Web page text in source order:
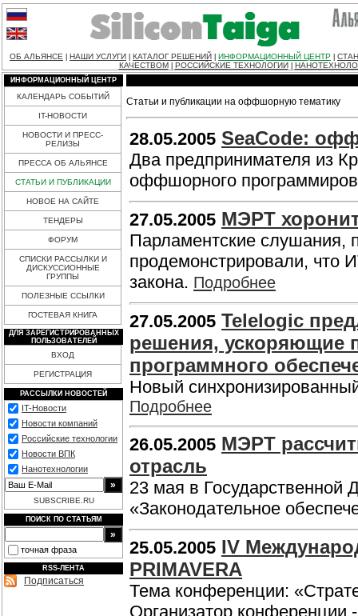
ОБ АЛЬЯНСЕ НАШИ УСЛУГИ КАТАЛОГ РЕШЕНИЙ ИНФОРМАЦИОННЫЙ ЦЕНТР
КАЧЕСТВОМ
РОССИЙСКИЕ ТЕХНОЛОГИИ
ИНФОРМАЦИОННЫЙ ЦЕНТР
КАЛЕНДАРЬ СОБЫТИЙ
IT-НОВОСТИ
НОВОСТИ И ПРЕСС-
РЕЛИЗЫ
ПРЕССА ОБ АЛЬЯНСЕ
СТАТЬИ И ПУБЛИКАЦИИ
НОВОЕ НА САЙТЕ
ТЕНДЕРЫ
ФОРУМ
СПИСКИ РАССЫЛКИ И
ДИСКУССИОННЫЕ
ГРУППЫ
ПОЛЕЗНЫЕ ССЫЛКИ
ГОСТЕВАЯ КНИГА
ДЛЯ ЗАРЕГИСТРИРОВАННЫХ
ПОЛЬЗОВАТЕЛЕЙ
ВХОД
РЕГИСТРАЦИЯ
РАССЫЛКИ НОВОСТЕЙ
IT-Новости
Новости компаний
Российские технологии
Новости ВПК
Нанотехнологии
SUBSCRIBE.RU
ПОИСК ПО СТАТЬЯМ
точная фраза
RSS-ЛЕНТА
Подписаться
Статьи и публикации на оффшорную тематику
28.05.2005 SeaCode:
Два предпринимателя из
оффшорного
27.05.2005 МЭРТ
Парламентские
продемонстрировали, что
закона. Подробнее
27.05.2005 Telelogic
решения, ускоряющие
программного
Новый
Подробнее
26.05.2005 МЭРТ
отрасль
23 мая в
«Законодательное
25.05.2005 IV
PRIMAVERA
Тема конференции:
Организатор